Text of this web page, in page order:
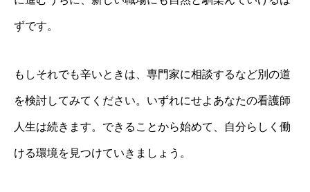
ずです。
もしそれでも辛いときは、専門家に相談するなど別の道
を検討してみてください。いずれにせよあなたの看護師
人生は続きます。できることから始めて、自分らしく働
ける環境を見つけていきましょう。